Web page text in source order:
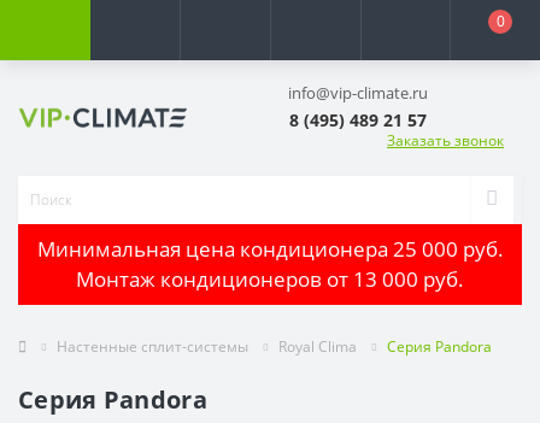
0
info@vip-climate.ru
8 (495) 489 21 57
Заказать звонок
Минимальная цена кондиционера 25 000 руб.
Монтаж кондиционеров от 13 000 руб.
Настенные сплит-системы Royal Clima Серия Pandora
Серия Pandora